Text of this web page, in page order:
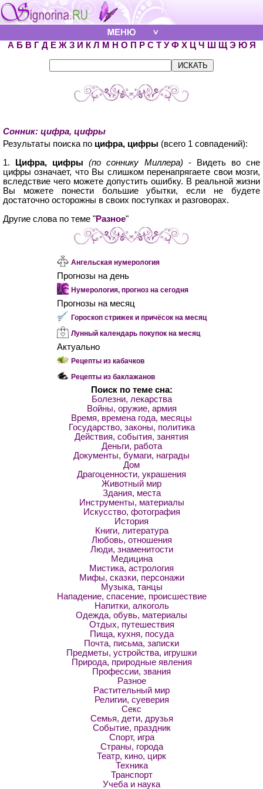
А Б В Г Д Е Ж З И К Л М Н О П Р С Т У Ф Х Ц Ч Ш Щ Э Ю Я
Сонник: цифра, цифры
Результаты поиска по цифра, цифры (всего 1 совпадений):
1.
Цифра, цифры(по соннику Миллера) - Видеть во сне
цифры означает, что Вы слишком перенапрягаете свои мозги,
вследствие чего можете допустить ошибку. В реальной жизни
Вы можете понести большие убытки, если не будете
достаточно осторожны в своих поступках и разговорах.
Другие слова по теме "Разное"
Ангельская нумерология
Прогнозы на день
Нумерология, прогноз на сегодня
Прогнозы на месяц
Гороскоп стрижек и причёсок на месяц
Лунный календарь покупок на месяц
Актуально
Рецепты из кабачков
Рецепты из баклажанов
Поиск по теме сна:
Болезни, лекарства
Войны, оружие, армия
Время, времена года, месяцы
Государство, законы, политика
Действия, события, занятия
Деньги, работа
Документы, бумаги, награды
Дом
Драгоценности, украшения
Животный мир
Здания, места
Инструменты, материалы
Искусство, фотография
История
Книги, литература
Любовь, отношения
Люди, знаменитости
Медицина
Мистика, астрология
Мифы, сказки, персонажи
Музыка, танцы
Нападение, спасение, происшествие
Напитки, алкоголь
Одежда, обувь, материалы
Отдых, путешествия
Пища, кухня, посуда
Почта, письма, записки
Предметы, устройства, игрушки
Природа, природные явления
Профессии, звания
Разное
Растительный мир
Религии, суеверия
Секс
Семья, дети, друзья
Событие, праздник
Спорт, игра
Страны, города
Театр, кино, цирк
Техника
Транспорт
Учеба и наука